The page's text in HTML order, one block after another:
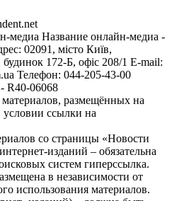
медиа Название онлайн-медиа -
02091, місто Київ,
172-Б, офіс 208/1 E-mail:
Телефон: 044-205-43-00
R40-06068
размещённых на
условии ссылки на
со страницы «Новости
изданий – обязательна
систем гиперссылка.
в независимости от
использования материалов.